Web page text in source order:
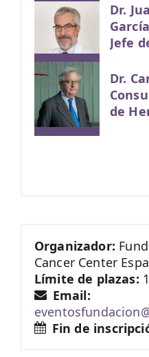
Dr.
García
Jefe
Dr.
de
Organizador:
Cancer Center
Límite de plazas:
Email:
Fin de